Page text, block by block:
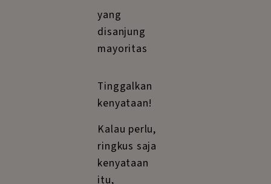
yang
disanjung
mayoritas
Tinggalkan
kenyataan!
Kalau perlu,
ringkus saja
kenyataan
itu,